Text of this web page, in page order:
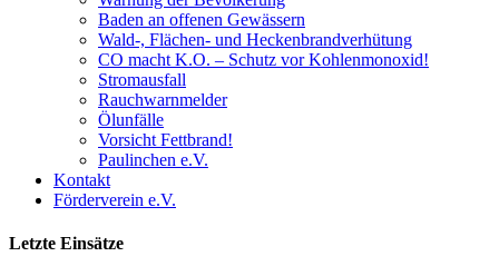
Baden an offenen Gewässern
Wald-, Flächen- und Heckenbrandverhütung
CO macht K.O. – Schutz vor Kohlenmonoxid!
Stromausfall
Rauchwarnmelder
Ölunfälle
Vorsicht Fettbrand!
Paulinchen e.V.
Kontakt
Förderverein e.V.
Letzte Einsätze